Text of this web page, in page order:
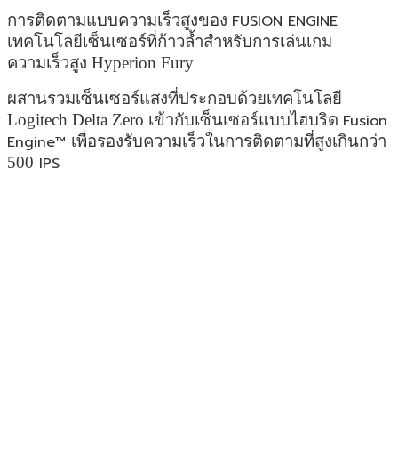
การติดตามแบบความเร็วสูงของ
เทคโนโลยีเซ็นเซอร์ที่ก้าวล้ำสำหรับการเล่นเกม
ความเร็วสูง Hyperion Fury
ผสานรวมเซ็นเซอร์แสงที่ประกอบด้วยเทคโนโลยี
Logitech Delta Zero เข้ากับเซ็นเซอร์แบบไฮบริด Fusion
Engine™ เพื่อรองรับความเร็วในการติดตามที่สูงเกินกว่า
500 IPS